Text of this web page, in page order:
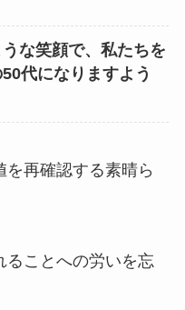
な笑顔で、私たちを
代になりますよう
再確認する素晴ら
ることへの労いを忘